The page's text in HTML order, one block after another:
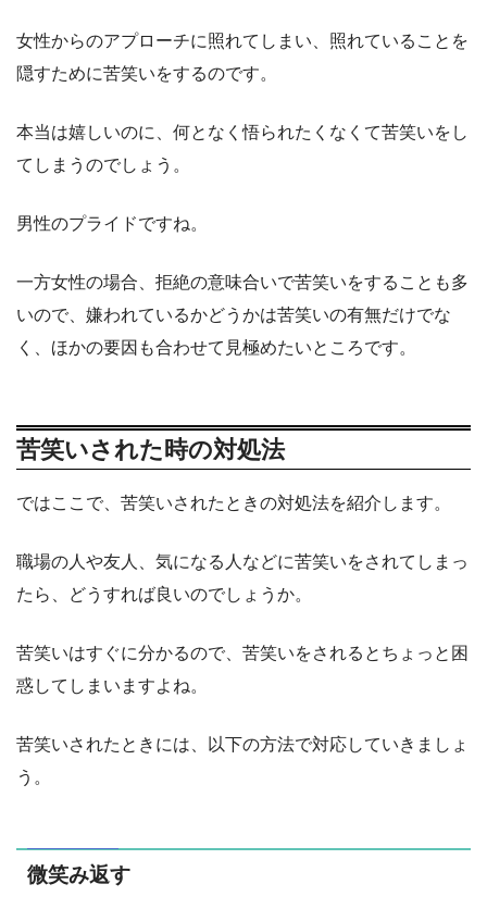
女性からのアプローチに照れてしまい、照れていることを
隠すために苦笑いをするのです。
本当は嬉しいのに、何となく悟られたくなくて苦笑いをし
てしまうのでしょう。
男性のプライドですね。
一方女性の場合、拒絶の意味合いで苦笑いをすることも多
いので、嫌われているかどうかは苦笑いの有無だけでな
く、ほかの要因も合わせて見極めたいところです。
苦笑いされた時の対処法
ではここで、苦笑いされたときの対処法を紹介します。
職場の人や友人、気になる人などに苦笑いをされてしまっ
たら、どうすれば良いのでしょうか。
苦笑いはすぐに分かるので、苦笑いをされるとちょっと困
惑してしまいますよね。
苦笑いされたときには、以下の方法で対応していきましょ
う。
微笑み返す